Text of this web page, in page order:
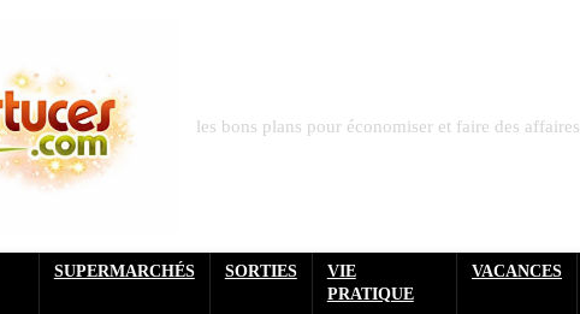
les bons plans pour économiser et faire des affaires
SUPERMARCHÉS SORTIES
VIE
PRATIQUE
VACANCES